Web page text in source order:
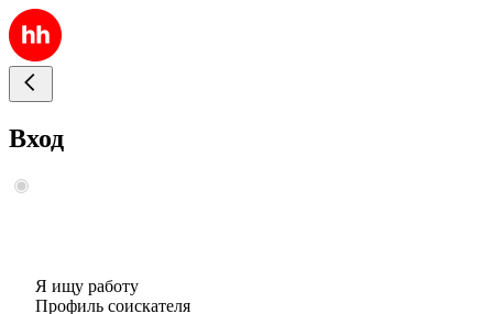
Вход
Я ищу работу
Профиль соискателя